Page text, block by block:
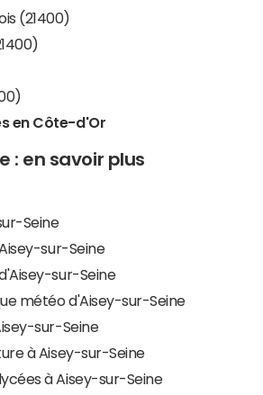
(21400)
en Côte-d'Or
: en savoir plus
Seine
sur-Seine
sur-Seine
météo d'Aisey-sur-Seine
sur-Seine
à Aisey-sur-Seine
à Aisey-sur-Seine